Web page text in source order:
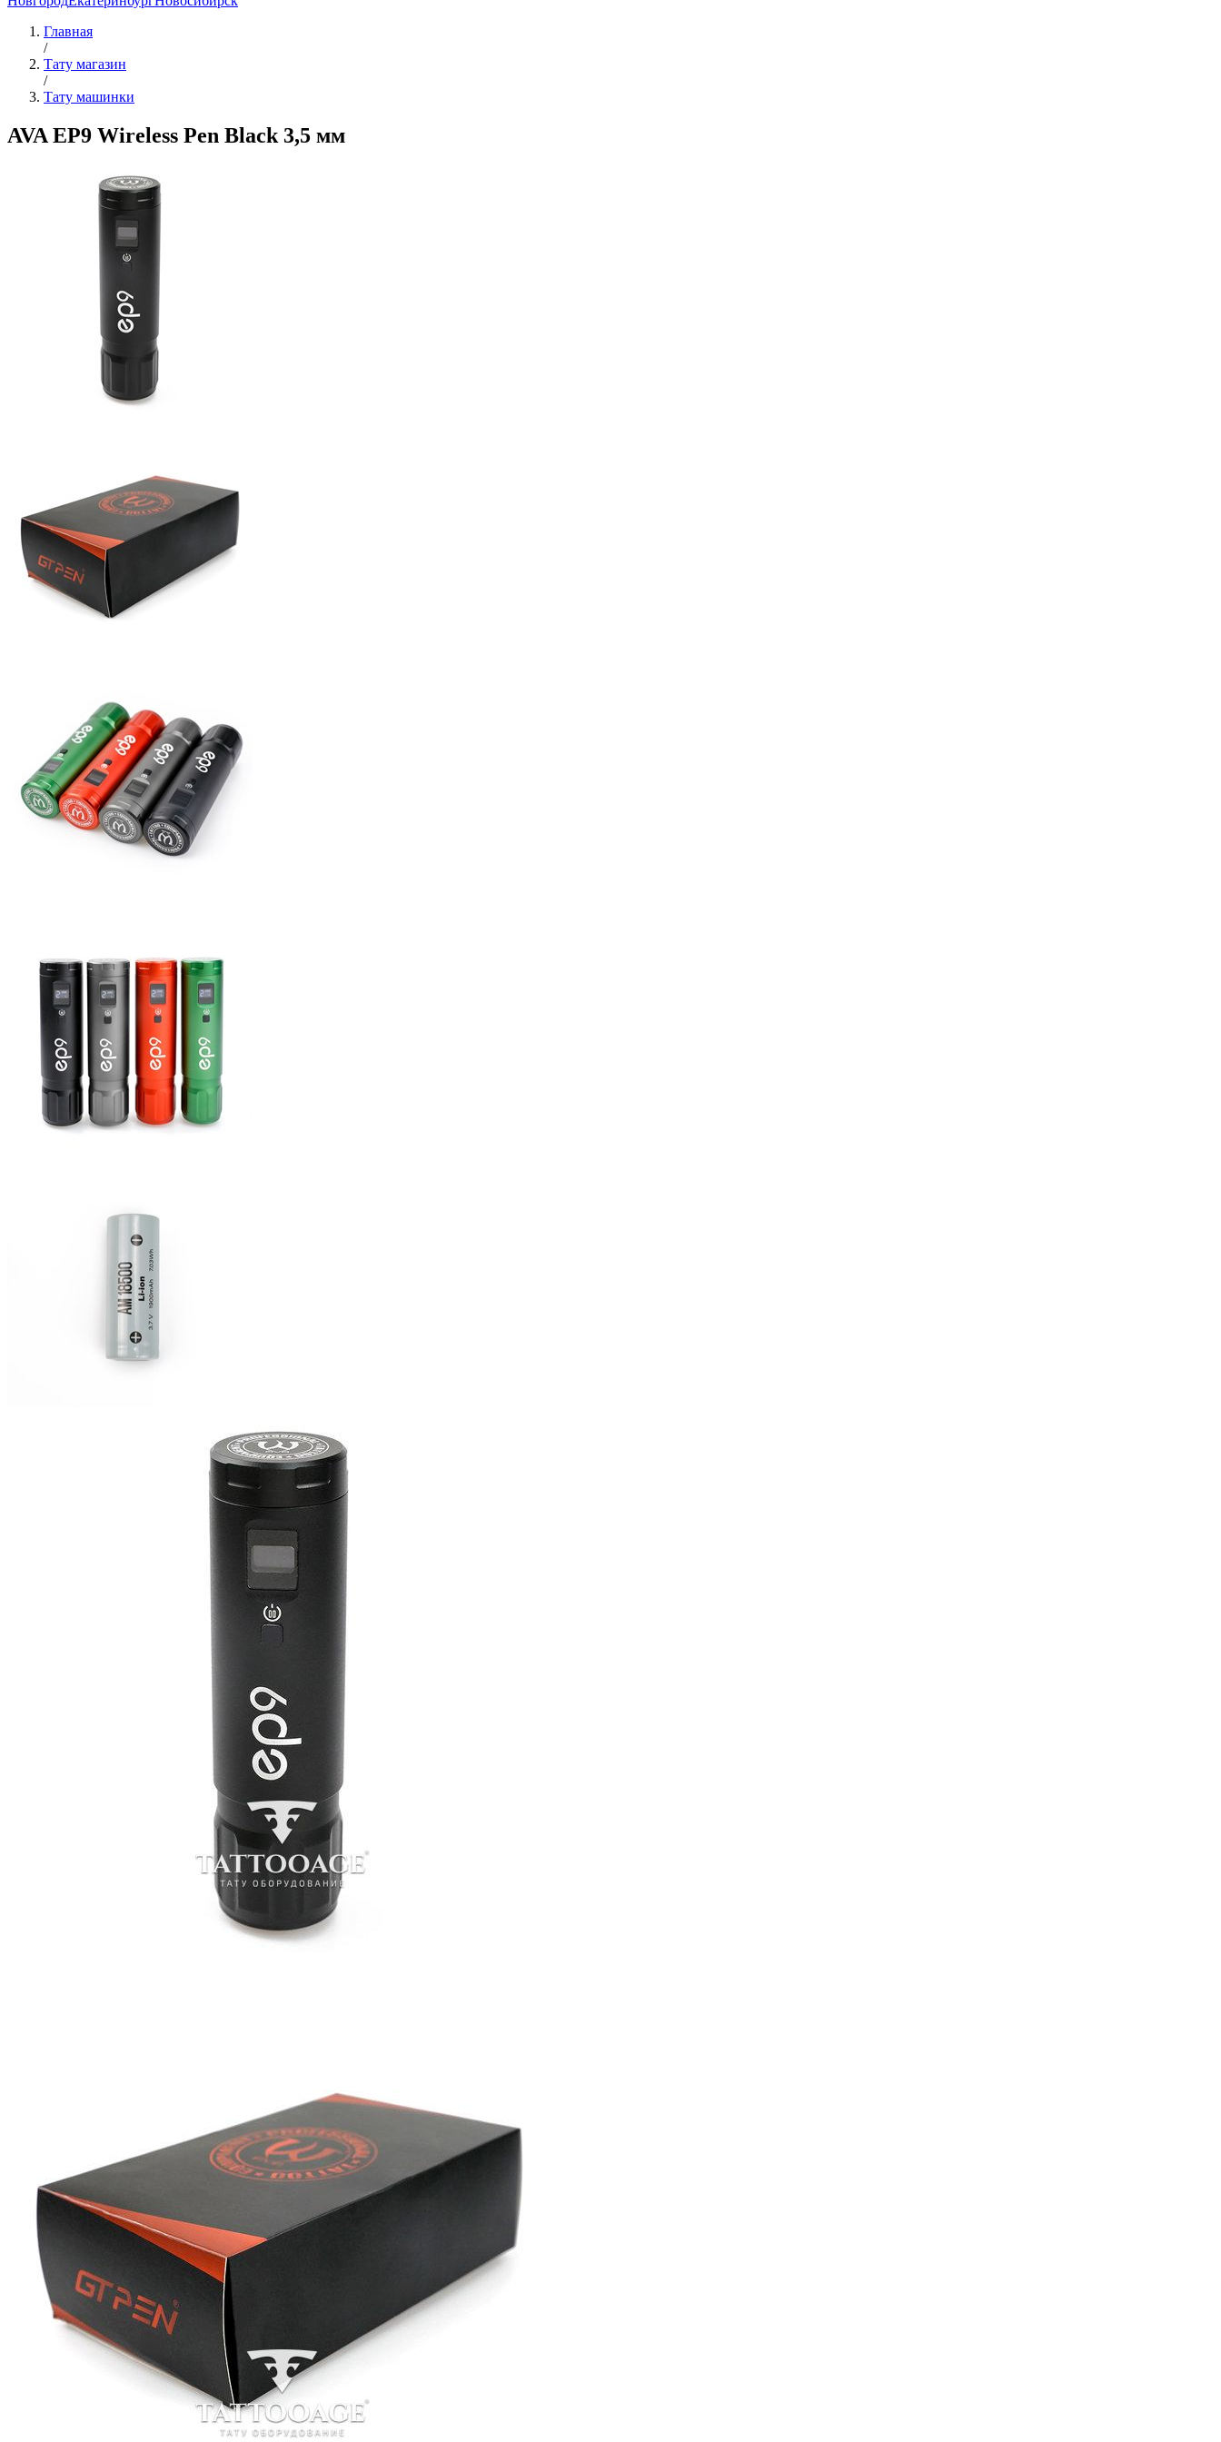
Главная
/
Тату магазин
/
Тату машинки
AVA EP9 Wireless Pen Black 3,5 мм